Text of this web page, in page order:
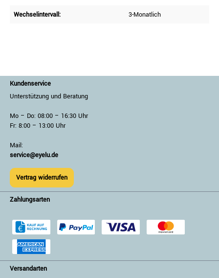
Wechselintervall: 3-Monatlich
Kundenservice
Unterstützung und Beratung
Mo – Do: 08:00 – 16:30 Uhr
Fr: 8:00 – 13:00 Uhr
Mail:
service@eyelu.de
Vertrag widerrufen
Zahlungsarten
Versandarten